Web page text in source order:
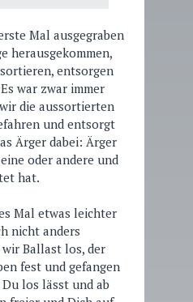
Mal ausgegraben
herausgekommen,
entsorgen
war zwar immer
die aussortierten
und entsorgt
Ärger dabei: Ärger
oder andere und
hat.
Mal etwas leichter
nicht anders
Ballast los, der
fest und gefangen
los lässt und ab